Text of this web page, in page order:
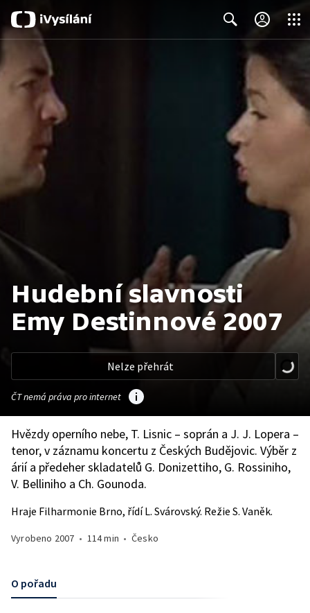
Hudební slavnosti
Emy Destinnové 2007
Nelze přehrát
ČT nemá práva pro internet
Hvězdy operního nebe, T. Lisnic – soprán a J. J. Lopera –
tenor, v záznamu koncertu z Českých Budějovic. Výběr z
árií a předeher skladatelů G. Donizettiho, G. Rossiniho,
V. Belliniho a Ch. Gounoda.
Hraje Filharmonie Brno, řídí L. Svárovský. Režie S. Vaněk.
Vyrobeno 2007 • 114 min •Česko
O pořadu